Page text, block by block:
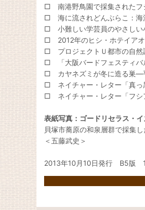
□ 南港野鳥園で採集された
□ 海に流されどんぶらこ：
□ 小難しい学芸員のやさし
□ 2012年のヒシ・ホテイ
□ プロジェクトＵ都市の自
□ 「大阪バードフェスティバ
□ カヤネズミが冬に造る巣―
□ ネイチャー・レター「真
□ ネイチャー・レター「フ
表紙写真：ゴードリセラス・
貝塚市蕎原の和泉層群で採集
＜五藤武史＞
2013年10月10日発行 B5版